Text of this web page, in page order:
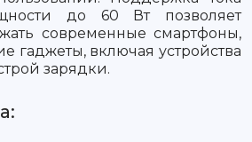
до 60 Вт позволяет
современные смартфоны,
гаджеты, включая устройства
зарядки.